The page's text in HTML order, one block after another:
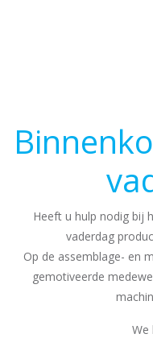
Heeft u hulp nodig bij
vaderdag
Op de assemblage- en
gemotiveerde
We